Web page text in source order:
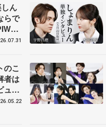
ん
らで
前
のこ
者は
ュー
人、